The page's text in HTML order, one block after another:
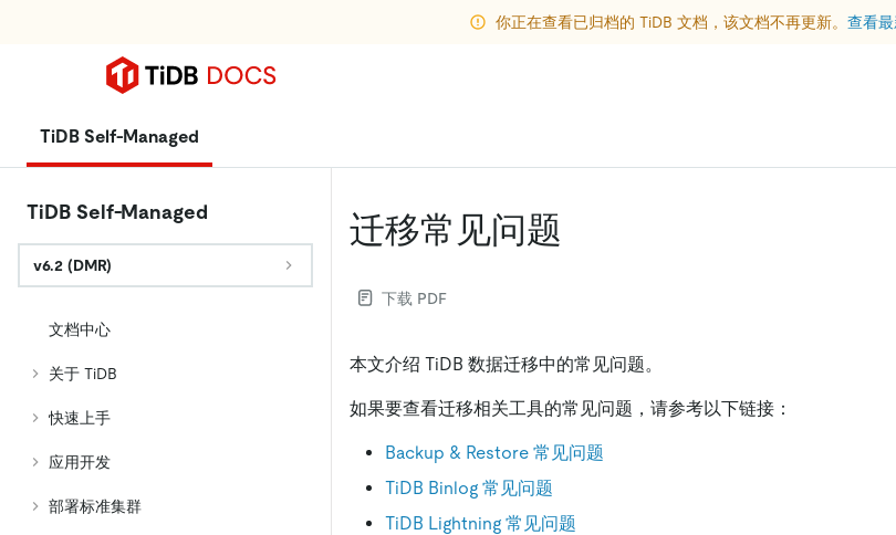
你正在查看已归档的 TiDB 文档，该文档不再更新。 查看最
TiDB Self-Managed
TiDB Self-Managed
v6.2 (DMR)
文档中心
关于 TiDB
快速上手
应用开发
部署标准集群
迁移常见问题
下载 PDF
本文介绍 TiDB 数据迁移中的常见问题。
如果要查看迁移相关工具的常见问题，请参考以下链接：
Backup & Restore 常见问题
TiDB Binlog 常见问题
TiDB Lightning 常见问题